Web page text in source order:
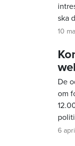
ska
10
De
om
6